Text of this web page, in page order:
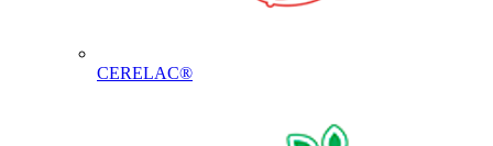
CERELAC®